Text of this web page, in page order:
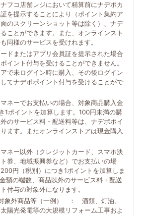
フコ店舗レジにおいて精算前にナデポカ
を提示することにより（ポイント集約ア
のスクリーンショット等は除く）、ナデ
ことができます。また、オンラインスト
同様のサービスを受けれます。
ドまたはアプリ会員証を提示された場合
イント付与を受けることができません。
で未ログイン時に購入、その後ログイン
てナデポポイント付与を受けることがで
ネーでお支払いの場合、対象商品購入金
1ポイントを加算します。100円未満の購
のサービス料・配送料等は、ナデポポイ
ます。またオンラインストアは現金購入
ネー以外（クレジットカード、スマホ決
券、地域振興券など）でお支払いの場
円（税別）につき1ポイントを加算しま
額の端数、商品以外のサービス料・配送
付与の対象外になります。
象外商品等（一例） ： 酒類、灯油、
陽光発電等の大規模リフォーム工事およ